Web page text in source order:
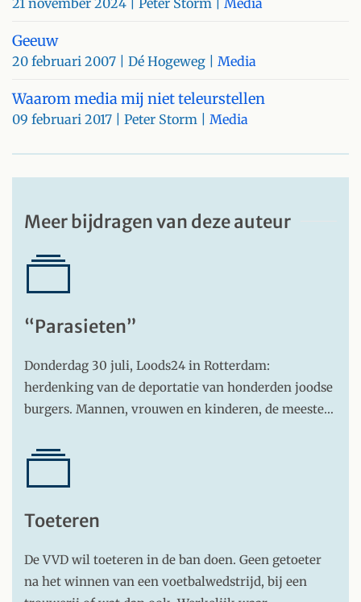
Geeuw
20 februari 2007 | Dé Hogeweg | Media
Waarom media mij niet teleurstellen
09 februari 2017 | Peter Storm | Media
Meer bijdragen van deze auteur
“Parasieten”
Donderdag 30 juli, Loods24 in Rotterdam:
herdenking van de deportatie van honderden joodse
burgers. Mannen, vrouwen en kinderen, de meeste…
Toeteren
De VVD wil toeteren in de ban doen. Geen getoeter
na het winnen van een voetbalwedstrijd, bij een